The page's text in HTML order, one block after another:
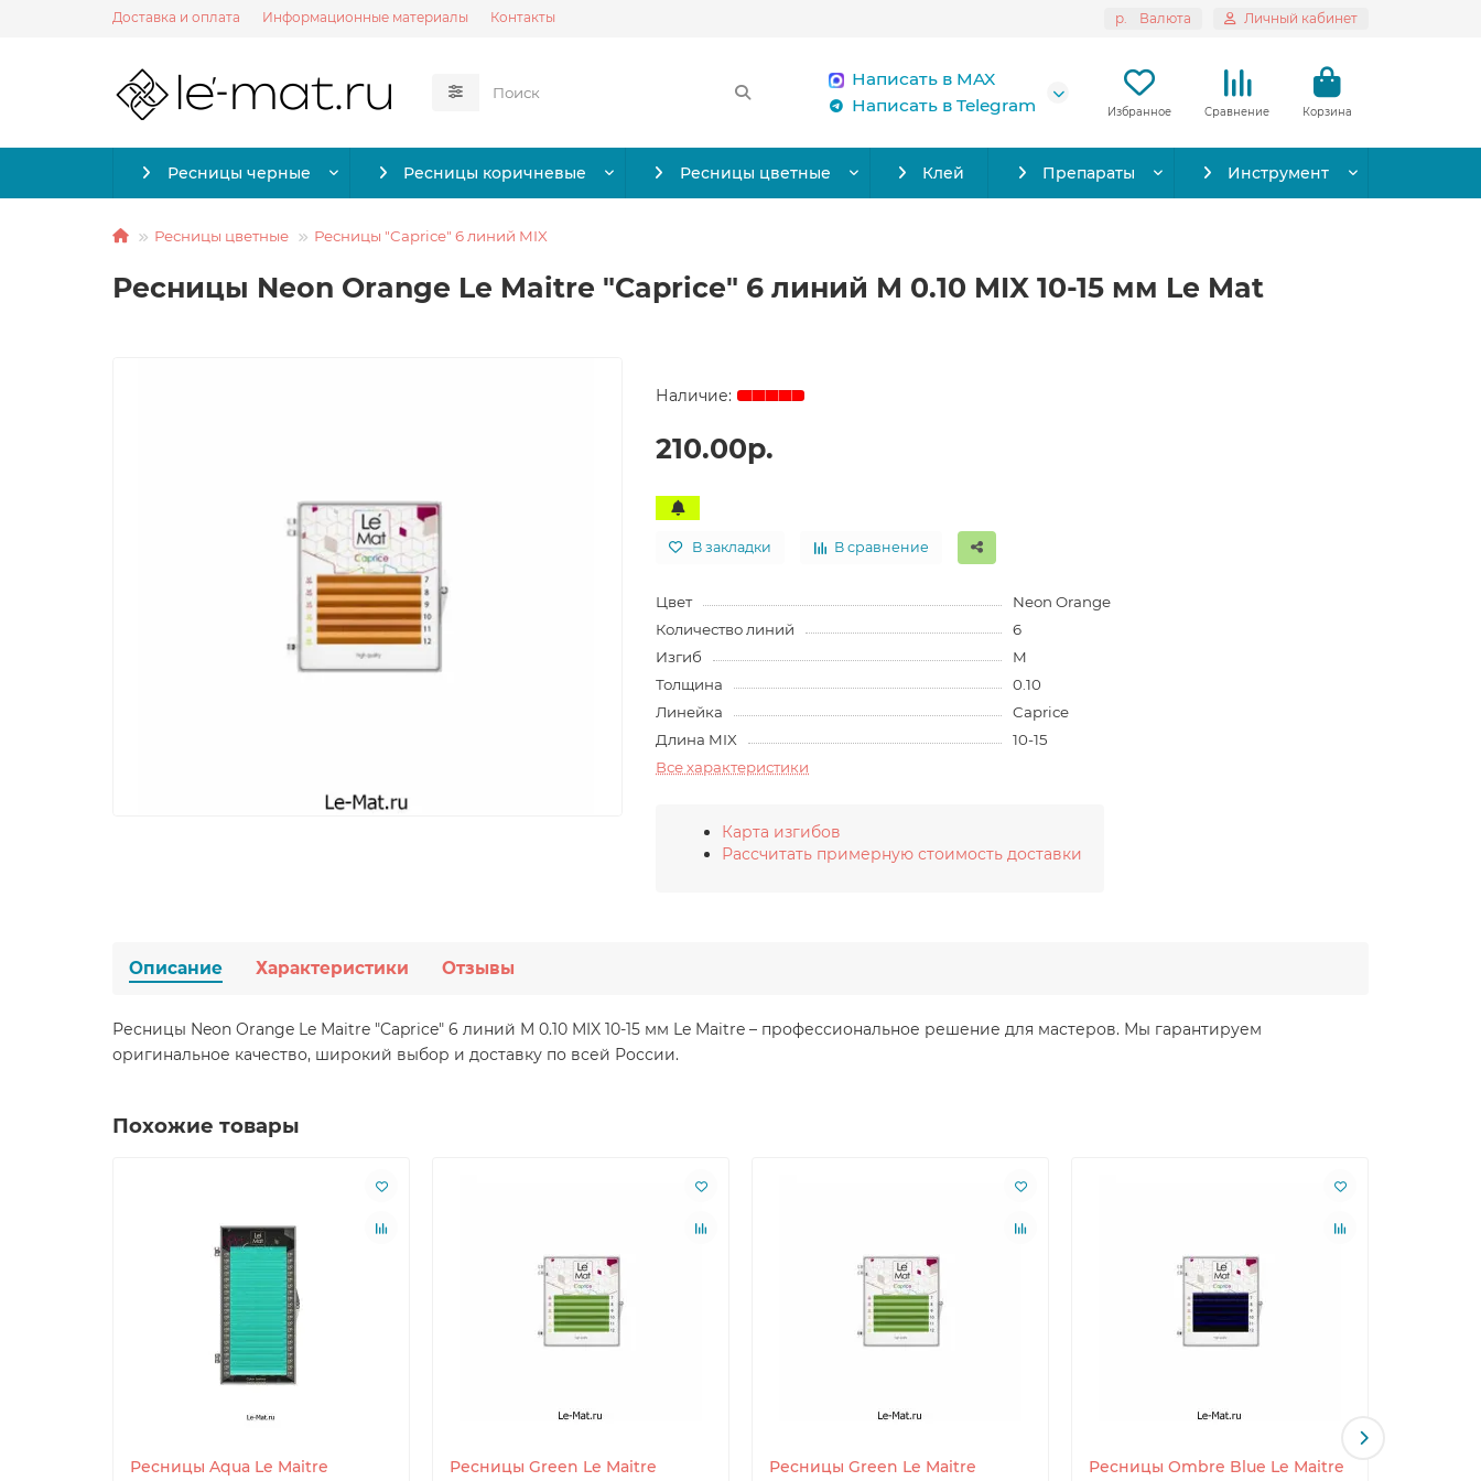
Доставка и оплата Информационные материалы Контакты р. Валюта Личный кабинет
Написать в MAX
Написать в Telegram
Избранное Сравнение Корзина
Ресницы черные Ресницы коричневые Ресницы цветные Клей Препараты Инструмент
Ресницы цветные Ресницы "Caprice" 6 линий MIX
Ресницы Neon Orange Le Maitre "Caprice" 6 линий M 0.10 MIX 10-15 мм Le Mat
210.00р.
В закладки В сравнение
Цвет
Neon Orange
Количество линий
6
Изгиб
M
Толщина
0.10
Линейка
Caprice
Длина MIX
10-15
Все характеристики
Карта изгибов
Рассчитать примерную стоимость доставки
Описание Характеристики Отзывы
Ресницы Neon Orange Le Maitre "Caprice" 6 линий M 0.10 MIX 10-15 мм Le Maitre – профессиональное решение для мастеров. Мы гарантируем
оригинальное качество, широкий выбор и доставку по всей России.
Похожие товары
Ресницы Aqua Le Maitre
Ресницы Green Le Maitre
Ресницы Green Le Maitre
Ресницы Ombre Blue Le Maitre